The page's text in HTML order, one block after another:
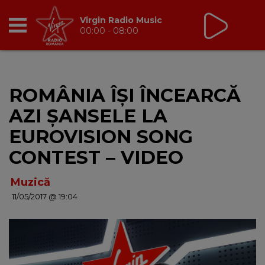
BREAKFAST
TIC TALK
CÂȘTIGĂ
HOT 30
DANCEFLOOR CHART
RADIO ACADEMY
Virgin Radio Music
00:00 - 08:00
ROMÂNIA ÎȘI ÎNCEARCĂ
AZI ȘANSELE LA
EUROVISION SONG
CONTEST – VIDEO
Muzică
11/05/2017 @ 19:04